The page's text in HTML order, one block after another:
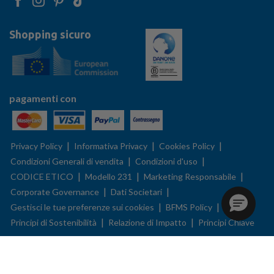
Shopping sicuro
pagamenti con
Privacy Policy | Informativa Privacy | Cookies Policy |
Condizioni Generali di vendita | Condizioni d'uso |
CODICE ETICO | Modello 231 | Marketing Responsabile |
Corporate Governance | Dati Societari |
Gestisci le tue preferenze sui cookies | BFMS Policy |
Principi di Sostenibilità | Relazione di Impatto | Principi Chiave